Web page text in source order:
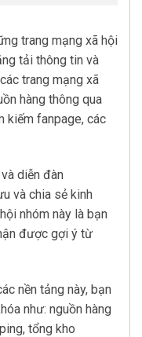
trang mạng xã hội
tải thông tin và
trang mạng xã
hàng thông qua
kiếm fanpage, các
diễn đàn
và chia sẻ kinh
nhóm này là bạn
được gợi ý từ
nền tảng này, bạn
như: nguồn hàng
tổng kho